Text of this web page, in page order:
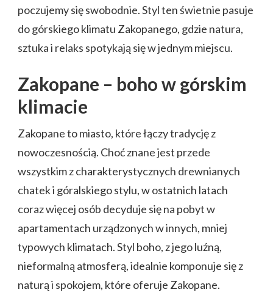
poczujemy się swobodnie. Styl ten świetnie pasuje
do górskiego klimatu Zakopanego, gdzie natura,
sztuka i relaks spotykają się w jednym miejscu.
Zakopane – boho w górskim
klimacie
Zakopane to miasto, które łączy tradycję z
nowoczesnością. Choć znane jest przede
wszystkim z charakterystycznych drewnianych
chatek i góralskiego stylu, w ostatnich latach
coraz więcej osób decyduje się na pobyt w
apartamentach urządzonych w innych, mniej
typowych klimatach. Styl boho, z jego luźną,
nieformalną atmosferą, idealnie komponuje się z
naturą i spokojem, które oferuje Zakopane.